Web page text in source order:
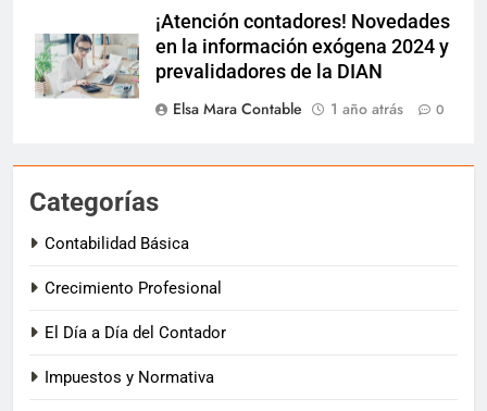
¡Atención contadores! Novedades
en la información exógena 2024 y
prevalidadores de la DIAN
Elsa Mara Contable
1 año atrás 0
Categorías
Contabilidad Básica
Crecimiento Profesional
El Día a Día del Contador
Impuestos y Normativa